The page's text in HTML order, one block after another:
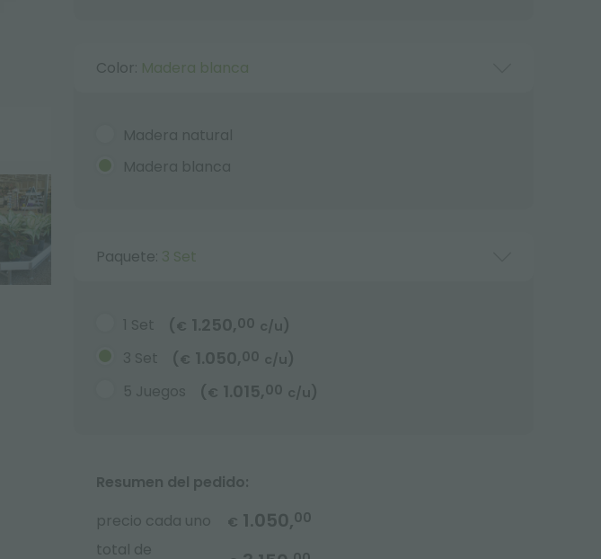
Color: Madera blanca
Madera natural
Madera blanca
Paquete: 3 Set
1 Set ( € 1.250,00 c/u)
3 Set
( € 1.050,00 c/u)
5 Juegos
( € 1.015,00 c/u)
Resumen del pedido:
precio cada uno
€ 1.050,00
total de